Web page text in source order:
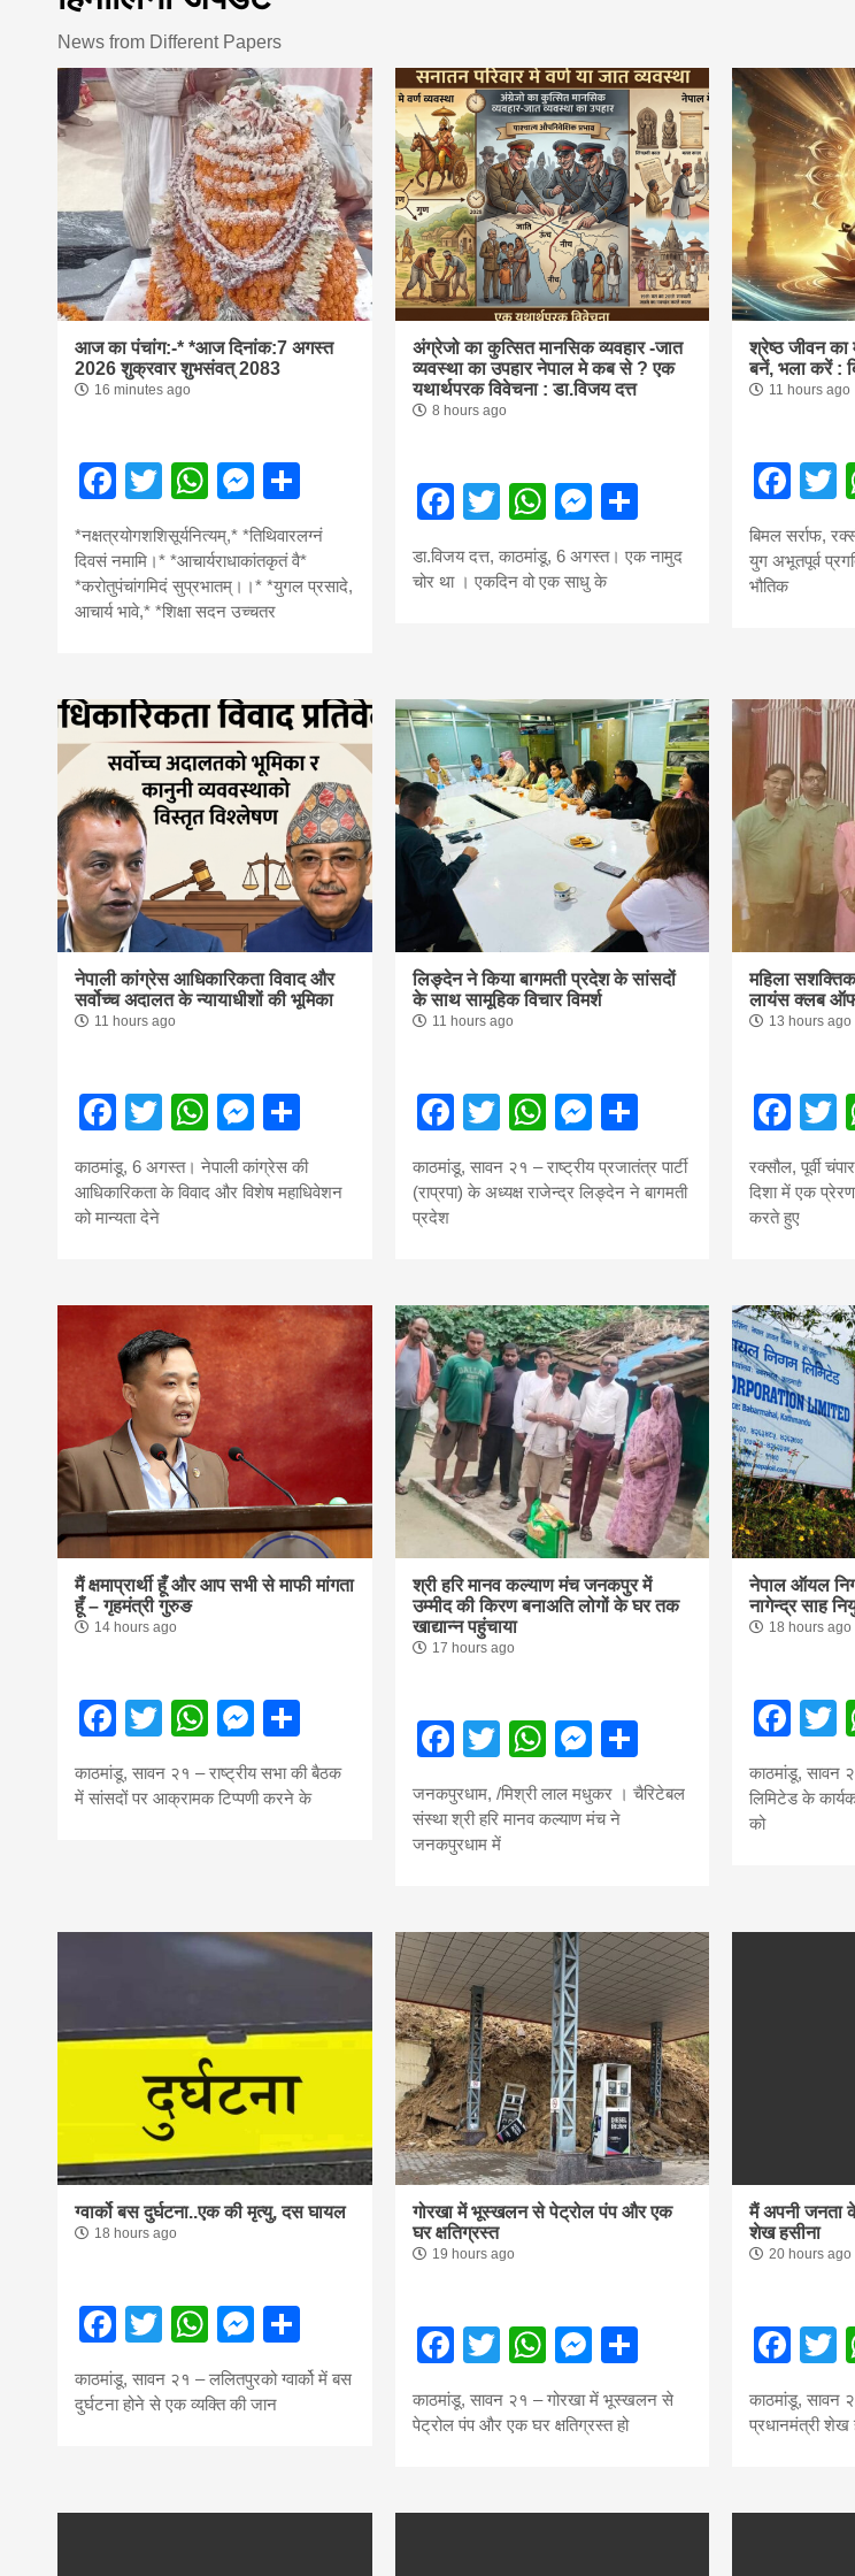
first hindi
magazine of
Nepal brings
news in hindi
from
Nepal,madhesh
news,financial
news,loan,bank
khabar
News from Different Papers
आज का पंचांग:-* *आज दिनांक:7 अगस्त
2026 शुक्रवार शुभसंवत् 2083
16 minutes ago
Facebook
TwitterWhatsApp
Messenger
*नक्षत्रयोगशशिसूर्यनित्यम्,* *तिथिवारलग्नं
दिवसं नमामि।* *आचार्यराधाकांतकृतं वै*
*करोतुपंचांगमिदं सुप्रभातम्।।* *युगल प्रसादे,
आचार्य भावे,* *शिक्षा सदन उच्चतर
अंग्रेजो का कुत्सित मानसिक व्यवहार -जात
व्यवस्था का उपहार नेपाल मे कब से ? एक
यथार्थपरक विवेचना : डा.विजय दत्त
8 hours ago
Facebook
TwitterWhatsApp
Messenger
डा.विजय दत्त, काठमांडू, 6 अगस्त। एक नामुद
चोर था । एकदिन वो एक साधु के
श्रेष्ठ जीवन का
बनें, भला करें :
11 hours ago
बिमल सर्राफ,
युग अभूतपूर्व
भौतिक
नेपाली कांग्रेस आधिकारिकता विवाद और
सर्वोच्च अदालत के न्यायाधीशों की भूमिका
11 hours ago
Facebook
TwitterWhatsApp
Messenger
काठमांडू, 6 अगस्त। नेपाली कांग्रेस की
आधिकारिकता के विवाद और विशेष महाधिवेशन
को मान्यता देने
लिङ्देन ने किया बागमती प्रदेश के सांसदों
के साथ सामूहिक विचार विमर्श
11 hours ago
Facebook
TwitterWhatsApp
Messenger
काठमांडू, सावन २१ – राष्ट्रीय प्रजातंत्र पार्टी
(राप्रपा) के अध्यक्ष राजेन्द्र लिङ्देन ने बागमती
प्रदेश
महिला
लायंस क्लब
13 hours ago
रक्सौल, पूर्वी
दिशा में एक
करते हुए
मैं क्षमाप्रार्थी हूँ और आप सभी से माफी मांगता
हूँ – गृहमंत्री गुरुङ
14 hours ago
Facebook
TwitterWhatsApp
Messenger
काठमांडू, सावन २१ – राष्ट्रीय सभा की बैठक
में सांसदों पर आक्रामक टिप्पणी करने के
श्री हरि मानव कल्याण मंच जनकपुर में
उम्मीद की किरण बनाअति लोगों के घर तक
खाद्यान्न पहुंचाया
17 hours ago
Facebook
TwitterWhatsApp
Messenger
जनकपुरधाम, /मिश्री लाल मधुकर । चैरिटेबल
संस्था श्री हरि मानव कल्याण मंच ने
जनकपुरधाम में
नेपाल ऑयल
नागेन्द्र साह
18 hours ago
काठमांडू, सावन
लिमिटेड के
को
ग्वार्को बस दुर्घटना..एक की मृत्यु, दस घायल
18 hours ago
Facebook
TwitterWhatsApp
Messenger
काठमांडू, सावन २१ – ललितपुरको ग्वार्को में बस
दुर्घटना होने से एक व्यक्ति की जान
गोरखा में भूस्खलन से पेट्रोल पंप और एक
घर क्षतिग्रस्त
19 hours ago
Facebook
TwitterWhatsApp
Messenger
काठमांडू, सावन २१ – गोरखा में भूस्खलन से
पेट्रोल पंप और एक घर क्षतिग्रस्त हो
मैं अपनी जनता
शेख हसीना
20 hours ago
काठमांडू, सावन
प्रधानमंत्री शेख
2026 सोमवार शुभसंवत् 2083
आज का पंचांग:-* *आज दिनांक:7 अगस्त 2026 शुक्रवार शुभसंवत्
2083
आज का पंचांग: आज दिनांक 6
6 months ago
काठमांडू, फागुन ४ – चितवन
सदस्य के रूप में अपनी
कि उन्हें...
यज्ञ का हुआ आयोजन
3 years ago
महोत्सव के तीसरे दिन
आयोजित किया गया। रंगभूमि